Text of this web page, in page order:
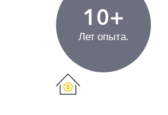
10+
Лет опыта.